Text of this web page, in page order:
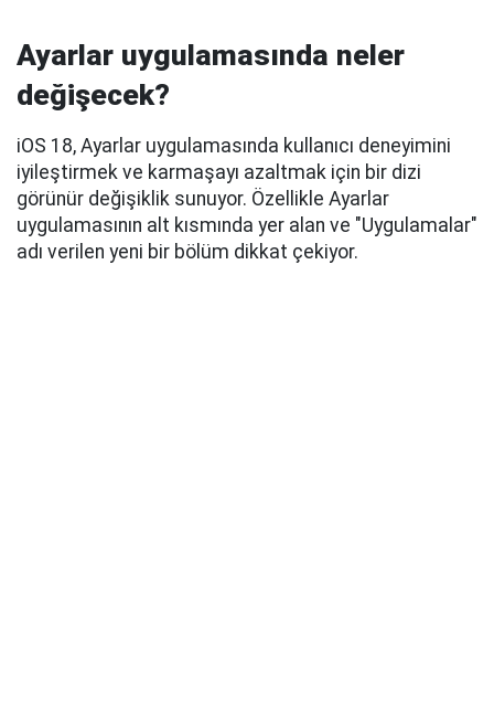
Ayarlar uygulamasında neler
değişecek?
iOS 18, Ayarlar uygulamasında kullanıcı deneyimini
iyileştirmek ve karmaşayı azaltmak için bir dizi
görünür değişiklik sunuyor. Özellikle Ayarlar
uygulamasının alt kısmında yer alan ve "Uygulamalar"
adı verilen yeni bir bölüm dikkat çekiyor.